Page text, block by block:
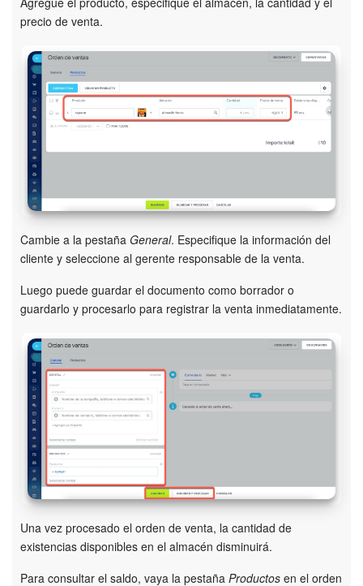
CRM + Online store
Tienda CRM
Empleados
Base de conocimientos
Firma electrónica para RR. HH.
Automatización
Flujos de trabajo
Gestión del inventario
Telefonía
Widget del empleado
Configuraciones de la cuenta
Bitrix24 En Premisa
Bitrix24 Messenger
precio de venta.
Cambie a la pestaña General. Especifique la información del
cliente y seleccione al gerente responsable de la venta.
Luego puede guardar el documento como borrador o
guardarlo y procesarlo para registrar la venta inmediatamente.
Una vez procesado el orden de venta, la cantidad de
existencias disponibles en el almacén disminuirá.
Para consultar el saldo, vaya la pestaña Productos en el orden